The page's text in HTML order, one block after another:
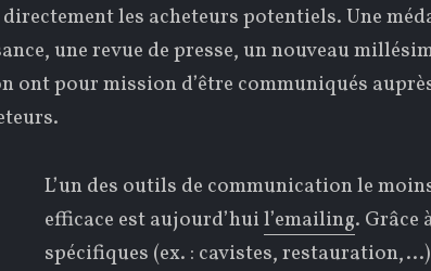
les acheteurs potentiels. Une
une revue de presse, un nouveau
ont pour mission d’être communiqués
L’un des outils de communication le
efficace est aujourd’huil’emailing. Grâce
spécifiques (ex. : cavistes,